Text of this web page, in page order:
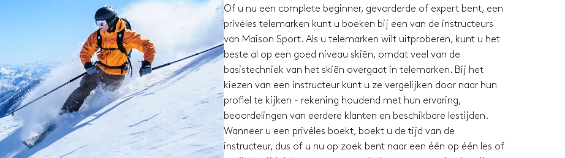
Of u nu een complete beginner, gevorderde of expert bent, een
privéles telemarken kunt u boeken bij een van de instructeurs
van Maison Sport. Als u telemarken wilt uitproberen, kunt u het
beste al op een goed niveau skiën, omdat veel van de
basistechniek van het skiën overgaat in telemarken. Bij het
kiezen van een instructeur kunt u ze vergelijken door naar hun
profiel te kijken - rekening houdend met hun ervaring,
beoordelingen van eerdere klanten en beschikbare lestijden.
Wanneer u een privéles boekt, boekt u de tijd van de
instructeur, dus of u nu op zoek bent naar een één op één les of